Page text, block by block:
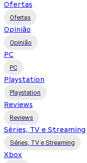
Ofertas
Ofertas
Opinião
Opinião
PC
PC
Playstation
Playstation
Reviews
Reviews
Séries, TV e Streaming
Séries, TV e Streaming
Xbox